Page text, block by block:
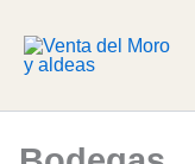
contenido